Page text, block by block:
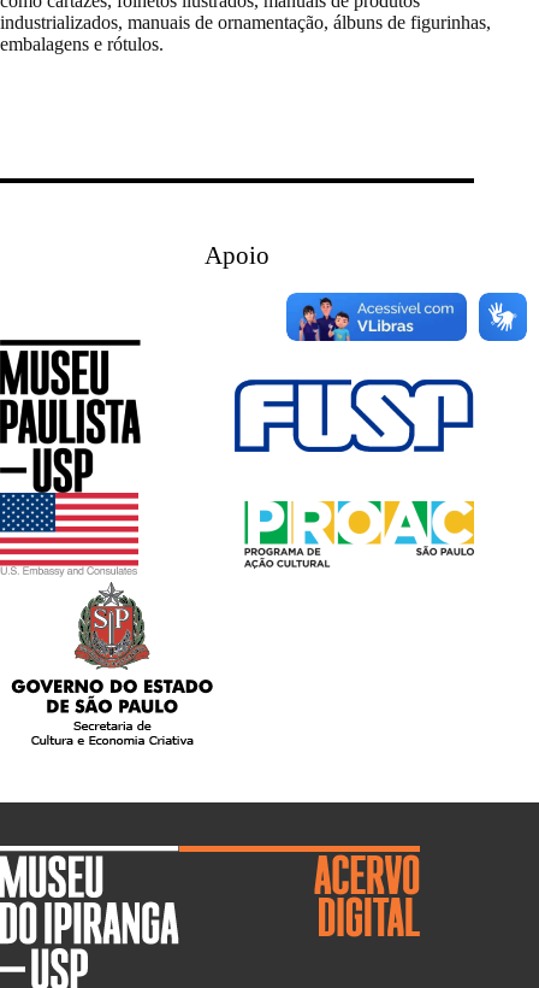
industrializados, manuais de ornamentação, álbuns de figurinhas,
embalagens e rótulos.
Apoio